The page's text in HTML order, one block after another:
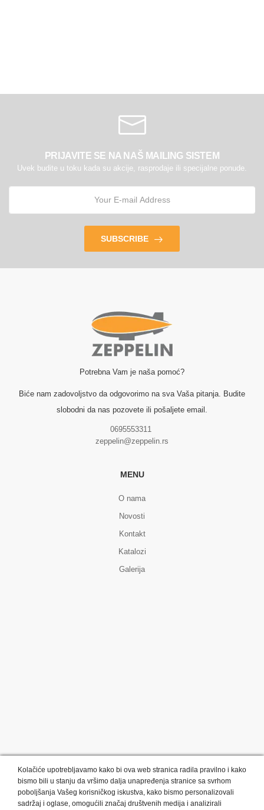
PRIJAVITE SE NA NAŠ MAILING SISTEM
Uvek budite u toku kada su akcije, rasprodaje ili specijalne ponude.
SUBSCRIBE
Potrebna Vam je naša pomoć?
Biće nam zadovoljstvo da odgovorimo na sva Vaša pitanja. Budite
slobodni da nas pozovete ili pošaljete email.
0695553311
zeppelin@zeppelin.rs
MENU
O nama
Novosti
Kontakt
Katalozi
Galerija
Kolačiće upotrebljavamo kako bi ova web stranica radila pravilno i kako
bismo bili u stanju da vršimo dalja unapređenja stranice sa svrhom
poboljšanja Vašeg korisničkog iskustva, kako bismo personalizovali
sadržaj i oglase, omogućili značaj društvenih medija i analizirali